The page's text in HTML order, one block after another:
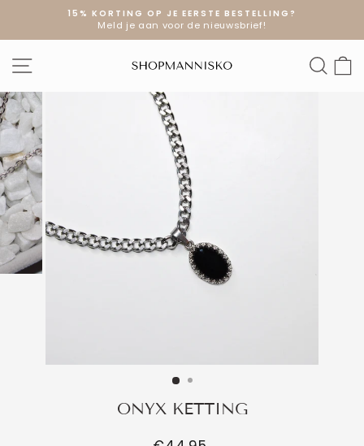
artikel
Diavoorstelling
15% KORTING OP JE EERSTE BESTELLING?
Meld je aan voor de nieuwsbrief!
SITE NAVIGATIE
ONYX KETTING